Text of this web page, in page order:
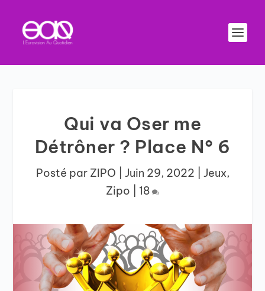
Qui va Oser me
Détrôner ? Place N° 6
Posté par ZIPO Juin 29, 2022 Jeux,
Zipo
18